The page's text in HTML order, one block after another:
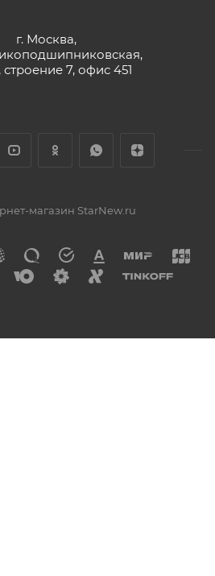
г. Москва,
строение 7, офис 451
магазин StarNew.ru